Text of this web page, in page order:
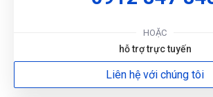
HOẶC
hỗ trợ trực tuyến
Liên hệ với chúng tôi